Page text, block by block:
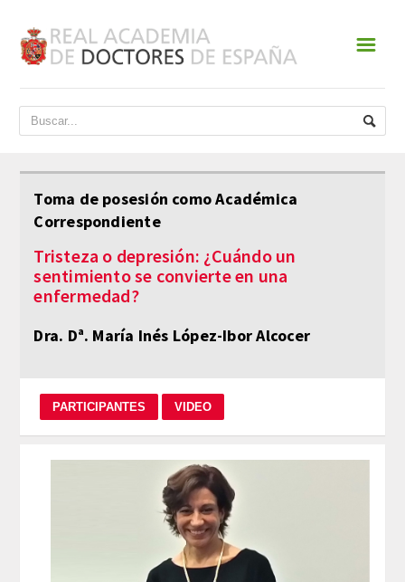
ACADEMIA
DATOS HISTÓRICOS
HISTORIA
PRESIDENTES
ESTATUTOS
☰
Toma de posesión como Académica
Correspondiente
Tristeza o depresión: ¿Cuándo un
sentimiento se convierte en una
enfermedad?
Dra. Dª. María Inés López-Ibor Alcocer